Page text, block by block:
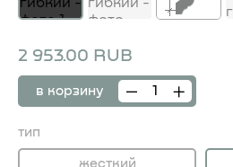
2 953.00 RUB
в корзину
тип
жесткий